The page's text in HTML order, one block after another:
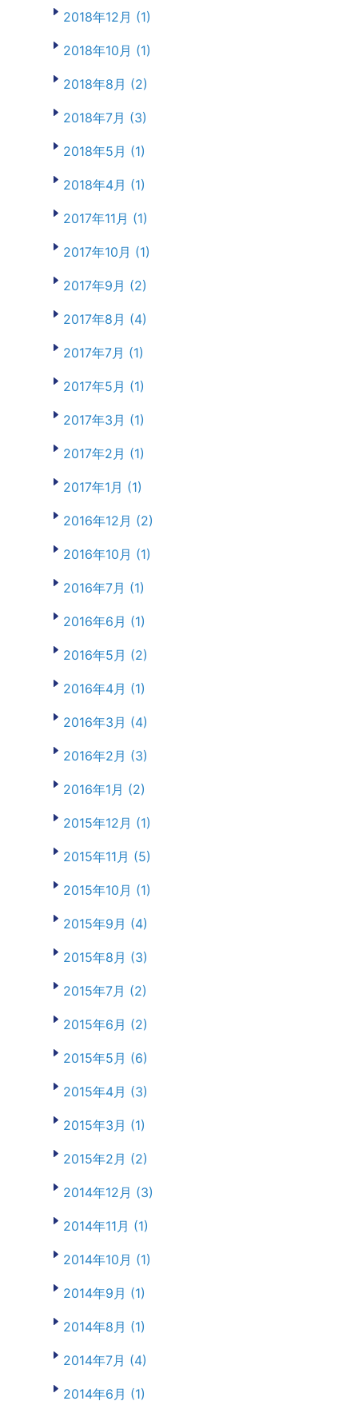
2018年12月 (1)
2018年10月 (1)
2018年8月 (2)
2018年7月 (3)
2018年5月 (1)
2018年4月 (1)
2017年11月 (1)
2017年10月 (1)
2017年9月 (2)
2017年8月 (4)
2017年7月 (1)
2017年5月 (1)
2017年3月 (1)
2017年2月 (1)
2017年1月 (1)
2016年12月 (2)
2016年10月 (1)
2016年7月 (1)
2016年6月 (1)
2016年5月 (2)
2016年4月 (1)
2016年3月 (4)
2016年2月 (3)
2016年1月 (2)
2015年12月 (1)
2015年11月 (5)
2015年10月 (1)
2015年9月 (4)
2015年8月 (3)
2015年7月 (2)
2015年6月 (2)
2015年5月 (6)
2015年4月 (3)
2015年3月 (1)
2015年2月 (2)
2014年12月 (3)
2014年11月 (1)
2014年10月 (1)
2014年9月 (1)
2014年8月 (1)
2014年7月 (4)
2014年6月 (1)